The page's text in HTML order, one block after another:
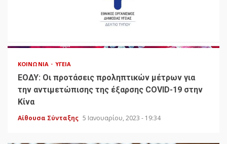
ΚΟΙΝΩΝΊΑ ΥΓΕΊΑ
ΕΟΔΥ: Οι προτάσεις προληπτικών μέτρων για
την αντιμετώπισης της έξαρσης COVID-19 στην
Κίνα
Αίθουσα Σύνταξης 5 Ιανουαρίου, 2023 - 19:34